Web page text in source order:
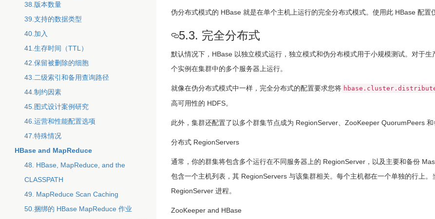
38.版本数量
39.支持的数据类型
40.加入
41.生存时间（TTL）
42.保留被删除的细胞
43.二级索引和备用查询路径
44.制约因素
45.图式设计案例研究
46.运营和性能配置选项
47.特殊情况
HBase and MapReduce
48. HBase, MapReduce, and the
CLASSPATH
49. MapReduce Scan Caching
50.捆绑的 HBase MapReduce 作业
伪分布式模式的 HBase 就是在单个主机上运行的完全分布式模式。使用此 HBase 配置
5.3. 完全分布式
默认情况下，HBase 以独立模式运行，独立模式和伪分布模式用于小规模测试。对于
个实例在集群中的多个服务器上运行。
就像在伪分布式模式中一样，完全分布式的配置要求您将
高可用性的 HDFS。
此外，集群还配置了以多个群集节点成为 RegionServer、ZooKeeper QuorumPeers
分布式 RegionServers
通常，你的群集将包含多个运行在不同服务器上的 RegionServer，以及主要和备份
包含一个主机列表，其 RegionServers 与该集群相关。每个主机都在一个单独的行上
RegionServer 进程。
ZooKeeper and HBase